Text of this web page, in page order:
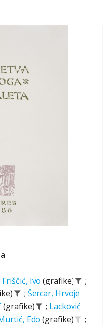
Friščić, Ivo (grafike)
;
; Šercar, Hrvoje
(grafike) ; Lacković
Edo (grafike)
;